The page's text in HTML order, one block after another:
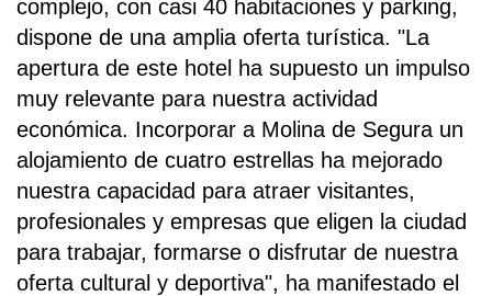
complejo, con casi 40 habitaciones y parking,
dispone de una amplia oferta turística. "La
apertura de este hotel ha supuesto un impulso
muy relevante para nuestra actividad
económica. Incorporar a Molina de Segura un
alojamiento de cuatro estrellas ha mejorado
nuestra capacidad para atraer visitantes,
profesionales y empresas que eligen la ciudad
para trabajar, formarse o disfrutar de nuestra
oferta cultural y deportiva", ha manifestado el